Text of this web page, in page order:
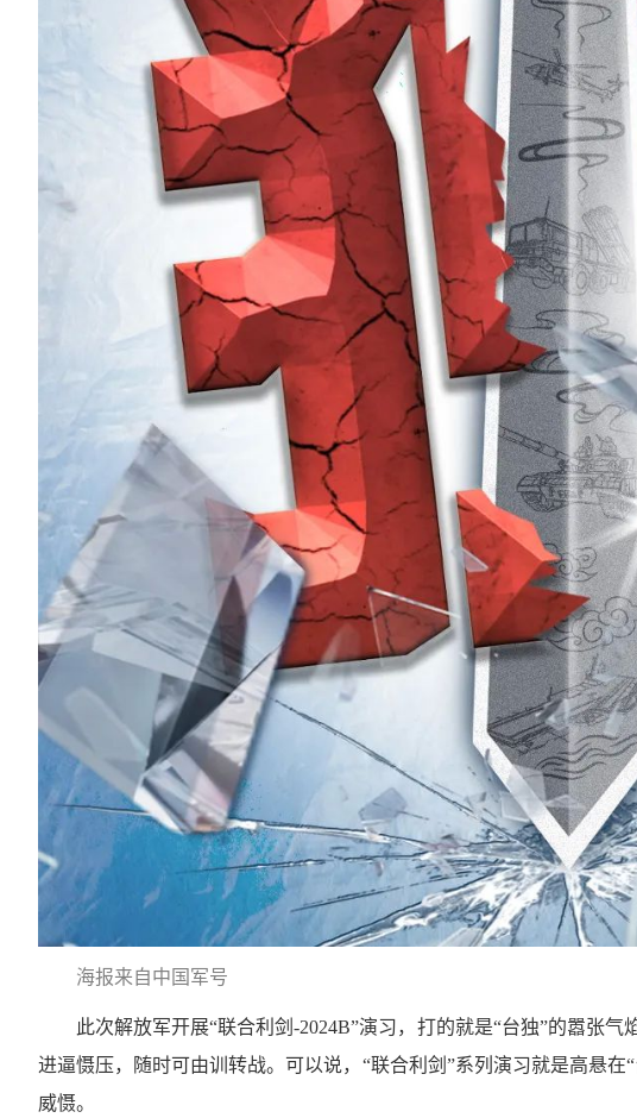
海报来自中国军号
此次解放军开展“联合利剑-2024B”演习，打的就是“台独”的嚣张
进逼慑压，随时可由训转战。可以说，“联合利剑”系列演习就是高悬
威慑。